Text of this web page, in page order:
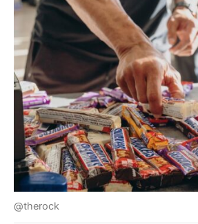
@therock